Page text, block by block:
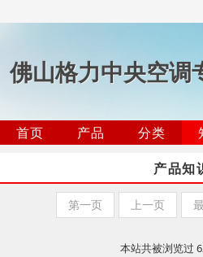
佛山格力中央空调
首页 产品 分类
产品知
第一页 上一页
本站共被浏览过